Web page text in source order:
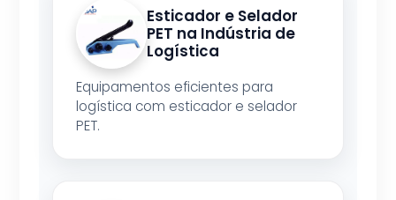
Esticador e Selador
PET na Indústria de
Logística
Equipamentos eficientes para
logística com esticador e selador
PET.